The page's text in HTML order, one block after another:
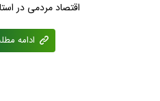
اقتصاد مردمی در
ادامه